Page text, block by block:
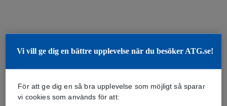
Vi vill ge dig en bättre upplevelse när du besöker ATG.se!
För att ge dig en så bra upplevelse som möjligt så sparar
vi cookies som används för att: